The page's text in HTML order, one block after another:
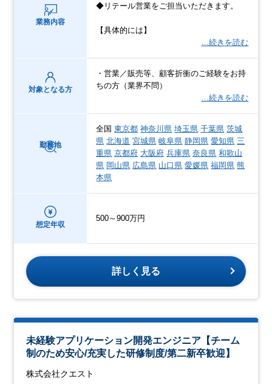
業務内容
◆リテール営業をご担当いただきます。
【具体的には】
…続きを読む
対象となる方
・営業／販売等、顧客折衝のご経験をお持
ちの方（業界不問）
…続きを読む
勤務地
全国東京都 神奈川県 埼玉県 千葉県 茨城
県 北海道 宮城県 岐阜県 静岡県 愛知県 三
重県 京都府 大阪府 兵庫県 奈良県 和歌山
県 岡山県 広島県 山口県 愛媛県 福岡県 熊
本県
想定年収
500～900万円
詳しく見る
未経験アプリケーション開発エンジニア【チーム
制のため安心/充実した研修制度/第二新卒歓迎】
株式会社クエスト